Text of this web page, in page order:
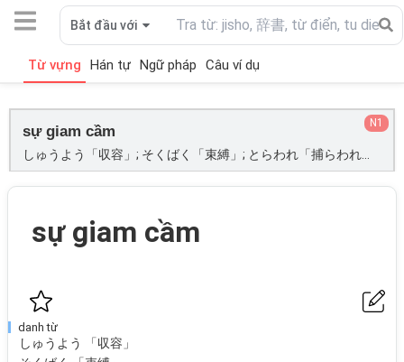
Bắt đầu với
Từ vựng Hán tự Ngữ pháp Câu ví dụ
sự giam cầm N1
sự giam cầm
danh từ
しゅうよう 「収容」